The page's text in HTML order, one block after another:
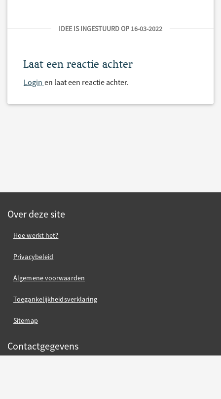
IDEE IS INGESTUURD OP 16-03-2022
Laat een reactie achter
Login en laat een reactie achter.
Over deze site
Hoe werkt het?
Privacybeleid
Algemene voorwaarden
Toegankelijkheidsverklaring
Sitemap
Contactgegevens